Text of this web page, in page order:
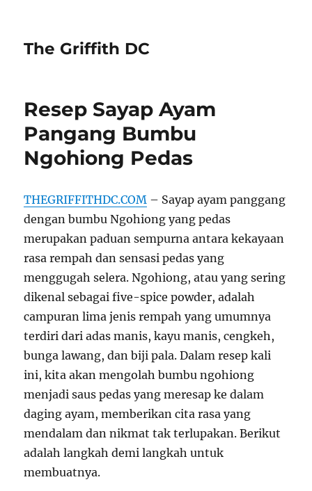
The Griffith DC
Resep Sayap Ayam
Pangang Bumbu
Ngohiong Pedas
THEGRIFFITHDC.COM – Sayap ayam panggang
dengan bumbu Ngohiong yang pedas
merupakan paduan sempurna antara kekayaan
rasa rempah dan sensasi pedas yang
menggugah selera. Ngohiong, atau yang sering
dikenal sebagai five-spice powder, adalah
campuran lima jenis rempah yang umumnya
terdiri dari adas manis, kayu manis, cengkeh,
bunga lawang, dan biji pala. Dalam resep kali
ini, kita akan mengolah bumbu ngohiong
menjadi saus pedas yang meresap ke dalam
daging ayam, memberikan cita rasa yang
mendalam dan nikmat tak terlupakan. Berikut
adalah langkah demi langkah untuk
membuatnya.